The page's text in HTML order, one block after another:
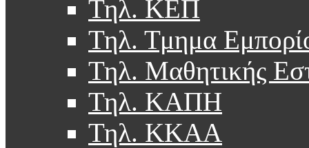
Τηλ. ΚΕΠ
Τηλ. Τμημα
Τηλ. Μαθητικής
Τηλ. ΚΑΠΗ
Τηλ. ΚΚΑΑ